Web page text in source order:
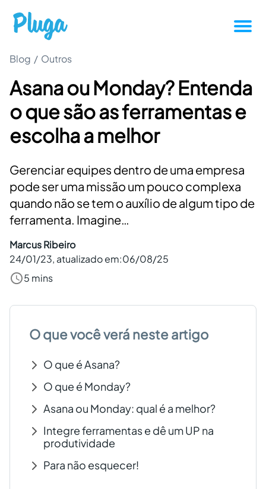
Produtividade
Novidades da Pluga
Casos de sucesso
Outros
Blog / Outros
Asana ou Monday? Entenda
o que são as ferramentas e
escolha a melhor
Gerenciar equipes dentro de uma empresa
pode ser uma missão um pouco complexa
quando não se tem o auxílio de algum tipo de
ferramenta. Imagine…
Marcus Ribeiro
24/01/23, atualizado em:06/08/25
5 mins
O que você verá neste artigo
O que é Asana?
O que é Monday?
Asana ou Monday: qual é a melhor?
Integre ferramentas e dê um UP na
produtividade
Para não esquecer!